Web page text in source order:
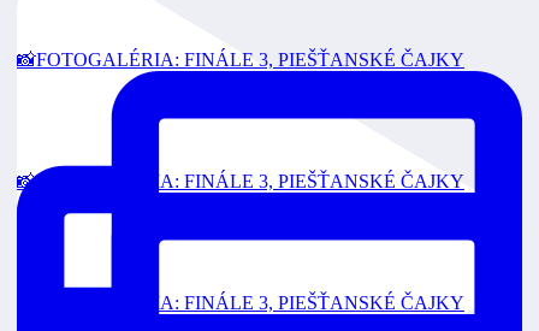
📸FOTOGALÉRIA: FINÁLE 3, PIEŠŤANSKÉ ČAJKY
📸FOTOGALÉRIA: FINÁLE 3, PIEŠŤANSKÉ ČAJKY
📸FOTOGALÉRIA: FINÁLE 3, PIEŠŤANSKÉ ČAJKY